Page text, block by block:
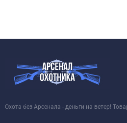
Охота без Арсенала - деньги на ветер!